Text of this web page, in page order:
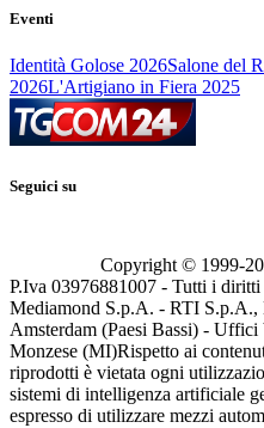
Eventi
Identità Golose 2026Salone del
2026L'Artigiano in Fiera 2025
Seguici su
Copyright © 1999-
P.Iva 03976881007 - Tutti i
Mediamond S.p.A. - RTI S.p.A.,
Amsterdam (Paesi Bassi) -
Monzese (MI)Rispetto ai
riprodotti è vietata ogni
sistemi di intelligenza artificiale
espresso di utilizzare mezzi